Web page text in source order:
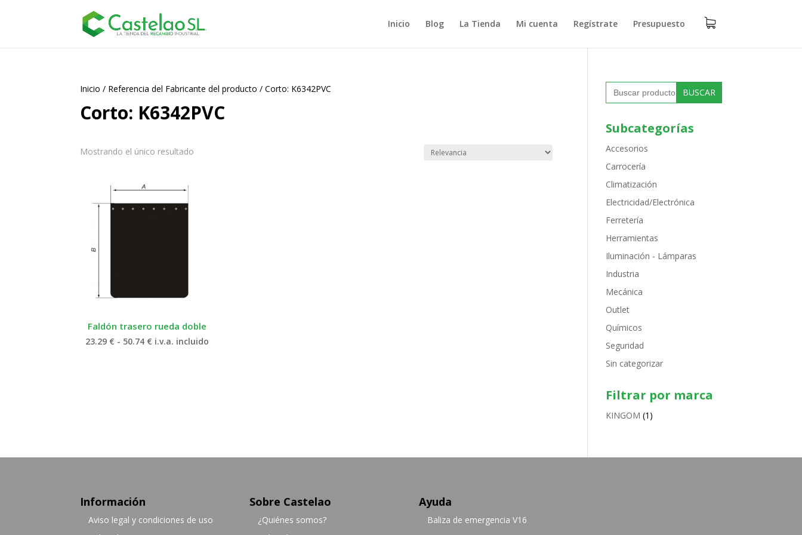
Inicio Blog La Tienda Mi cuenta Regístrate Presupuesto
Inicio / Referencia del Fabricante del producto /Corto: K6342PVC
Corto: K6342PVC
Mostrando el único resultado
Faldón trasero rueda doble
23.29 € - 50.74 € Rango
i.v.a. incluido
Buscar:
Subcategorías
Accesorios
Carrocería
Climatización
Electricidad/Electrónica
Ferretería
Herramientas
Iluminación - Lámparas
Industria
Mecánica
Outlet
Químicos
Seguridad
Sin categorizar
Filtrar por marca
KINGOM (1)
Información
Aviso legal y condiciones de uso
Sobre Castelao
¿Quiénes somos?
Ayuda
Baliza de emergencia V16